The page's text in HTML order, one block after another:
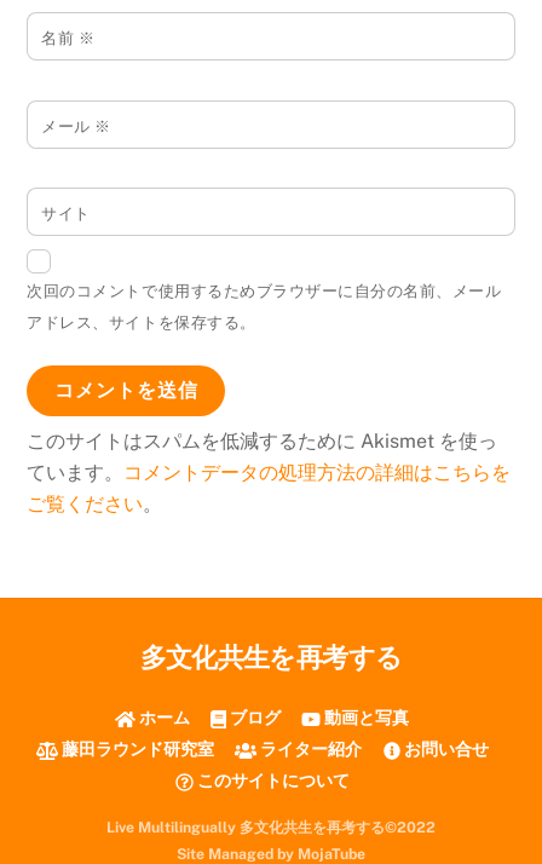
名前 ※
メール ※
サイト
次回のコメントで使用するためブラウザーに自分の名前、メール
アドレス、サイトを保存する。
このサイトはスパムを低減するために Akismet を使っ
ています。 コメントデータの処理方法の詳細はこちらを
ご覧ください。
多文化共生を再考する
ホーム ブログ
動画と写真
藤田ラウンド研究室
ライター紹介
お問い合せ
このサイトについて
Live Multilingually 多文化共生を再考する©2022
Site Managed by MojaTube